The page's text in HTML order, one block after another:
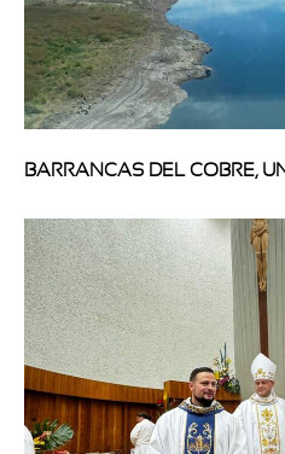
BARRANCAS DEL COBRE,